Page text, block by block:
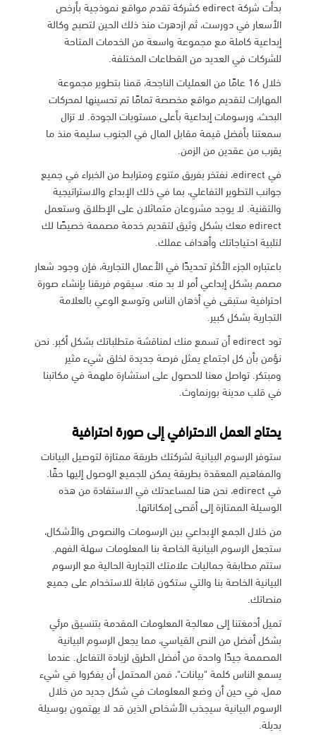
بدأت شركة edirect كشركة تقدم مواقع نموذجية بأرخص
الأسعار في دورست، ثم ازدهرت منذ ذلك الحين لتصبح وكالة
إبداعية كاملة مع مجموعة واسعة من الخدمات المتاحة
للشركات في العديد من القطاعات المختلفة.
خلال 16 عامًا من العمليات الناجحة، قمنا بتطوير مجموعة
المهارات لتقديم مواقع مخصصة تمامًا تم تحسينها لمحركات
البحث، ورسومات إبداعية بأعلى مستويات الجودة. لا تزال
سمعتنا بأفضل قيمة مقابل المال في الجنوب سليمة منذ ما
يقرب من عقدين من الزمن.
في edirect، نفتخر بفريق متنوع ومترابط من الخبراء في جميع
جوانب التطوير التفاعلي، بما في ذلك الإبداع والاستراتيجية
والتقنية. لا يوجد مشروعان متماثلان على الإطلاق وستعمل
edirect معك بشكل وثيق لتقديم خدمة مصممة خصيصًا لك
لتلبية احتياجاتك وأهداف عملك.
باعتباره الجزء الأكثر تحديدًا في الأعمال التجارية، فإن وجود شعار
مصمم بشكل إبداعي أمر لا بد منه. سيقوم فريقنا بإنشاء صورة
احترافية ستبقى في أذهان الناس وتوسع الوعي بالعلامة
التجارية بشكل كبير.
تود edirect أن تسمع منك لمناقشة متطلباتك بشكل أكبر. نحن
نؤمن بأن كل اجتماع يمثل فرصة جديدة لخلق شيء مثير
ومبتكر. تواصل معنا للحصول على استشارة ملهمة في مكاتبنا
في قلب مدينة بورنماوث.
يحتاج العمل الاحترافي إلى صورة احترافية
ستوفر الرسوم البيانية لشركتك طريقة ممتازة لتوصيل البيانات
والمفاهيم المعقدة بطريقة يمكن للجميع الوصول إليها حقًا.
في edirect، نحن هنا لمساعدتك في الاستفادة من هذه
الوسيلة الممتازة إلى أقصى إمكاناتها.
من خلال الجمع الإبداعي بين الرسومات والنصوص والأشكال،
ستجعل الرسوم البيانية الخاصة بنا المعلومات سهلة الفهم.
ستتم مطابقة جماليات علامتك التجارية الحالية مع الرسوم
البيانية الخاصة بنا والتي ستكون قابلة للاستخدام على جميع
منصاتك.
تميل أدمغتنا إلى معالجة المعلومات المقدمة بتنسيق مرئي
بشكل أفضل من النص القياسي، مما يجعل الرسوم البيانية
المصممة جيدًا واحدة من أفضل الطرق لزيادة التفاعل. عندما
يسمع الناس كلمة "بيانات"، فمن المحتمل أن يفكروا في شيء
ممل، في حين أن وضع المعلومات في شكل جديد من خلال
الرسوم البيانية سيجذب الأشخاص الذين قد لا يهتمون بوسيلة
بديلة.